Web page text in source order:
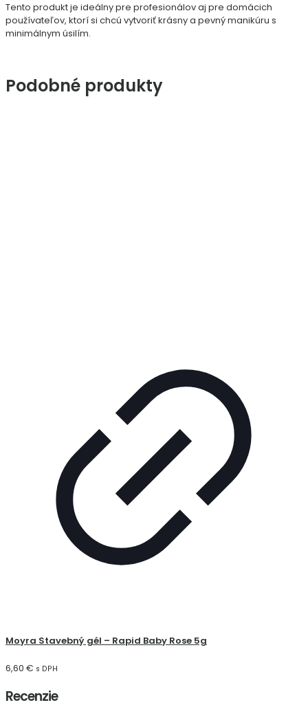
Tento produkt je ideálny pre profesionálov aj pre domácich
používateľov, ktorí si chcú vytvoriť krásny a pevný manikúru s
minimálnym úsilím.
Podobné produkty
Moyra Stavebný gél – Rapid Baby Rose 5g
6,60 € s DPH
Recenzie